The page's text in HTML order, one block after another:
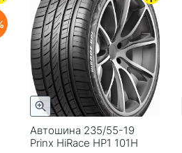
Автошина 235/55-19
Prinx HiRace HP1 101H